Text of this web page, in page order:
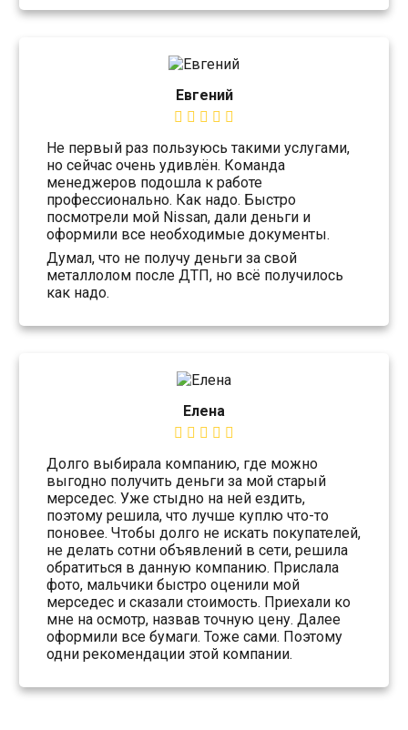
Евгений
Не первый раз пользуюсь такими услугами,
но сейчас очень удивлён. Команда
менеджеров подошла к работе
профессионально. Как надо. Быстро
посмотрели мой Nissan, дали деньги и
оформили все необходимые документы.
Думал, что не получу деньги за свой
металлолом после ДТП, но всё получилось
как надо.
Елена
Долго выбирала компанию, где можно
выгодно получить деньги за мой старый
мерседес. Уже стыдно на ней ездить,
поэтому решила, что лучше куплю что-то
поновее. Чтобы долго не искать покупателей,
не делать сотни объявлений в сети, решила
обратиться в данную компанию. Прислала
фото, мальчики быстро оценили мой
мерседес и сказали стоимость. Приехали ко
мне на осмотр, назвав точную цену. Далее
оформили все бумаги. Тоже сами. Поэтому
одни рекомендации этой компании.